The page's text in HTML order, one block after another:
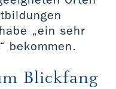
„ein sehr
bekommen.
Blickfang